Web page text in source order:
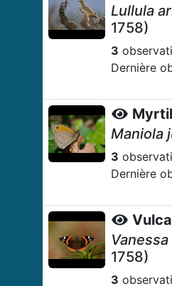
Lullula
1758)
3
Dernière
Maniola
3
Dernière
1758)
3